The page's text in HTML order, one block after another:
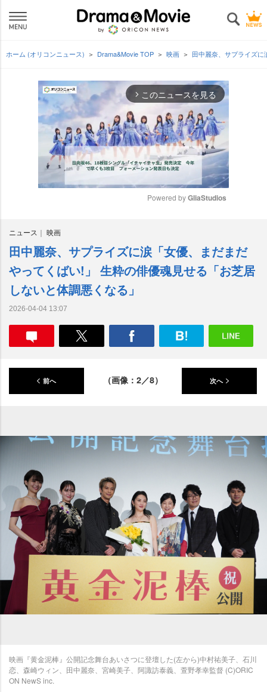
ホーム (オリコンニュース) Drama&Movie TOP 映画 田中麗奈、サプライズ
arrow_forward_ios このニュースを見る
e
Powered by GliaStudios
ニュース 映画
田中麗奈、サプライズに涙「女優、まだまだ
ってくばい!」 生粋の俳優魂見せる「お芝居
しないと体調悪くなる」
2026-04-04 13:07
前へ （画像：2／8） 次へ
映画『黄金泥棒』公開記念舞台あいさつに登壇した(左から)中村祐美子、石川
恋、森崎ウィン、田中麗奈、宮崎美子、阿諏訪泰義、萱野孝幸監督 (C)ORIC
ON NewS inc.